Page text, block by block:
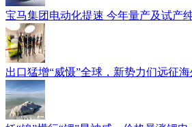
宝马集团电动化提速 今年量产及试产
出口猛增“威慑”全球，新势力们远征